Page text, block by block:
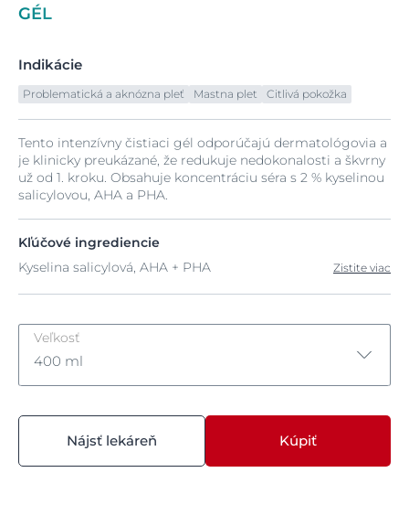
GÉL
Indikácie
Problematická a aknózna pleť Mastna plet Citlivá pokožka
Tento intenzívny čistiaci gél odporúčajú dermatológovia a
je klinicky preukázané, že redukuje nedokonalosti a škvrny
už od 1. kroku. Obsahuje koncentráciu séra s 2 % kyselinou
salicylovou, AHA a PHA.
Kľúčové ingrediencie
Kyselina salicylová, AHA + PHA
Zistite viac
Veľkosť
400 ml
400 mlNájsť lekáreň Kúpiť